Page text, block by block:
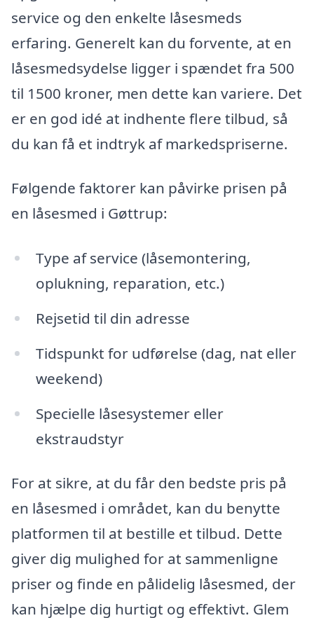
service og den enkelte låsesmeds
erfaring. Generelt kan du forvente, at en
låsesmedsydelse ligger i spændet fra 500
til 1500 kroner, men dette kan variere. Det
er en god idé at indhente flere tilbud, så
du kan få et indtryk af markedspriserne.
Følgende faktorer kan påvirke prisen på
en låsesmed i Gøttrup:
Type af service (låsemontering,
oplukning, reparation, etc.)
Rejsetid til din adresse
Tidspunkt for udførelse (dag, nat eller
weekend)
Specielle låsesystemer eller
ekstraudstyr
For at sikre, at du får den bedste pris på
en låsesmed i området, kan du benytte
platformen til at bestille et tilbud. Dette
giver dig mulighed for at sammenligne
priser og finde en pålidelig låsesmed, der
kan hjælpe dig hurtigt og effektivt. Glem